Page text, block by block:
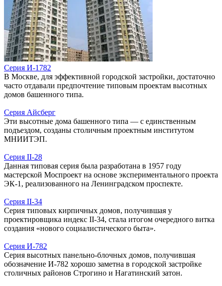
Серия И-1782
В Москве, для эффективной городской застройки, достаточно
часто отдавали предпочтение типовым проектам высотных
домов башенного типа.
Серия Айсберг
Эти высотные дома башенного типа — с единственным
подъездом, созданы столичным проектным институтом
МНИИТЭП.
Серия II-28
Данная типовая серия была разработана в 1957 году
мастерской Моспроект на основе экспериментального проекта
ЭК-1, реализованного на Ленинградском проспекте.
Серия II-34
Серия типовых кирпичных домов, получившая у
проектировщика индекс II-34, стала итогом очередного витка
создания «нового социалистического быта».
Серия И-782
Серия высотных панельно-блочных домов, получившая
обозначение И-782 хорошо заметна в городской застройке
столичных районов Строгино и Нагатинский затон.